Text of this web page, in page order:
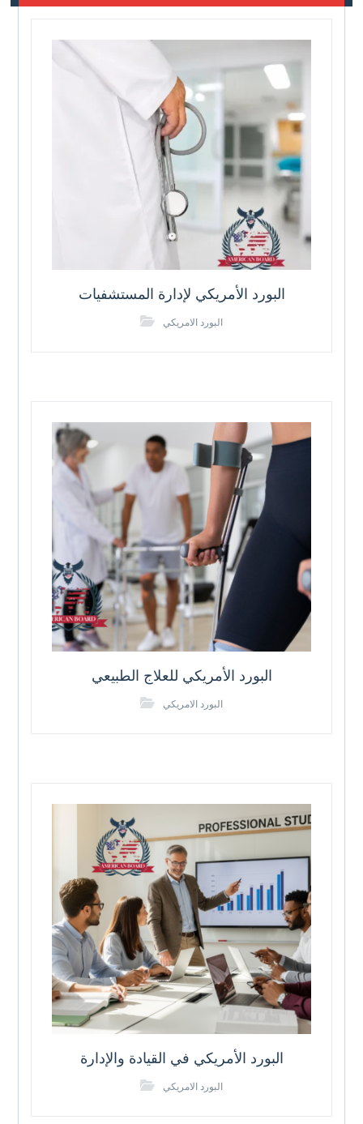
البورد الأمريكي لإدارة المستشفيات
البورد الامريكي
البورد الأمريكي للعلاج الطبيعي
البورد الامريكي
البورد الأمريكي في القيادة والإدارة
البورد الامريكي